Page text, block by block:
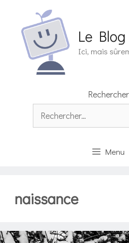
contenu
Le
Ici, mais
Rechercher
Rechercher :
Menu
naissance